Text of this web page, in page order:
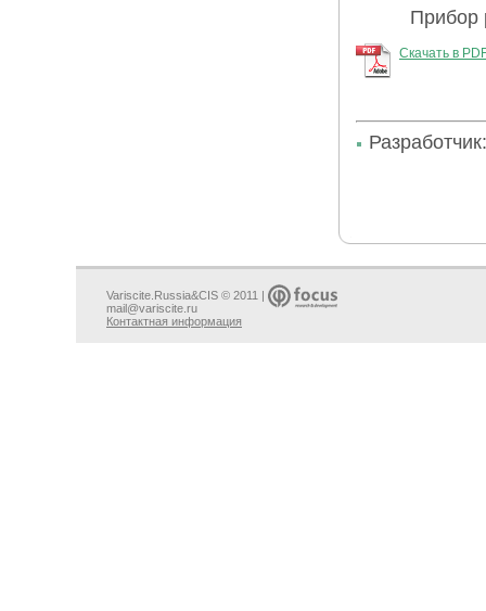
Прибор
Скачать в
Variscite.Russia&CIS © 2011 |
mail@variscite.ru
Контактная информация